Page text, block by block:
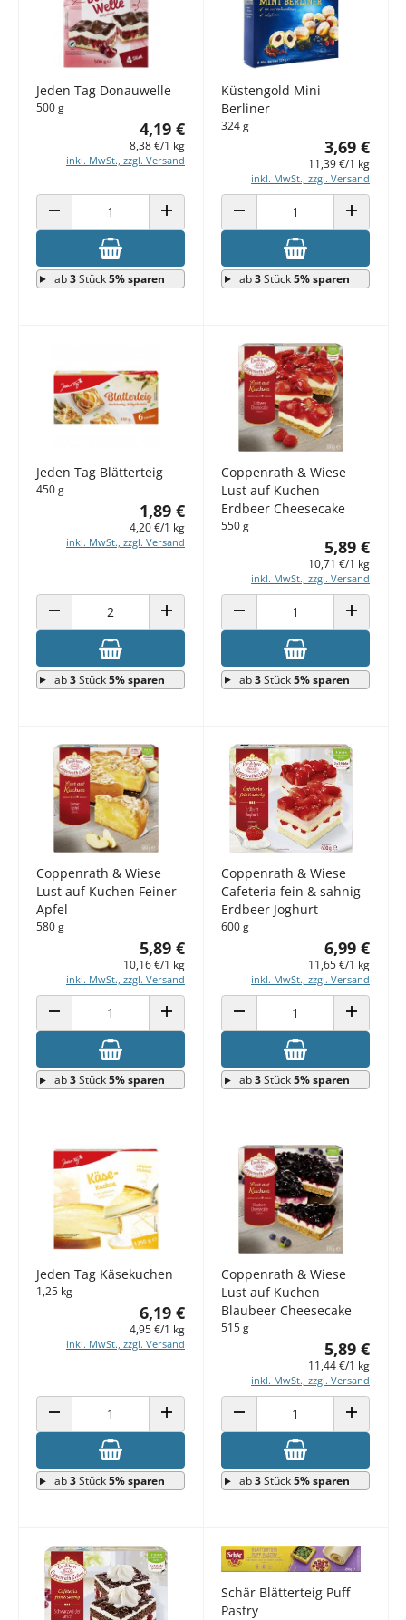
Jeden Tag Donauwelle
500 g
4,19 €
8,38 €/1 kg
inkl. MwSt., zzgl. Versand
ANZAHL VERRINGERN ANZAHL ERHÖHEN
ab3Stück5% sparen
Küstengold Mini
Berliner
324 g
3,69 €
11,39 €/1 kg
inkl. MwSt., zzgl. Versand
ANZAHL VERRINGERN ANZAHL
ab3Stück5% sparen
Jeden Tag Blätterteig
450 g
1,89 €
4,20 €/1 kg
inkl. MwSt., zzgl. Versand
ANZAHL VERRINGERN ANZAHL ERHÖHEN
ab3Stück5% sparen
Coppenrath & Wiese
Lust auf Kuchen
Erdbeer Cheesecake
550 g
5,89 €
10,71 €/1 kg
inkl. MwSt., zzgl. Versand
ANZAHL VERRINGERN ANZAHL
ab3Stück5% sparen
Coppenrath & Wiese
Lust auf Kuchen Feiner
Apfel
580 g
5,89 €
10,16 €/1 kg
inkl. MwSt., zzgl. Versand
ANZAHL VERRINGERN ANZAHL ERHÖHEN
ab3Stück5% sparen
Coppenrath & Wiese
Cafeteria fein & sahnig
Erdbeer Joghurt
600 g
6,99 €
11,65 €/1 kg
inkl. MwSt., zzgl. Versand
ANZAHL VERRINGERN ANZAHL
ab3Stück5% sparen
Jeden Tag Käsekuchen
1,25 kg
6,19 €
4,95 €/1 kg
inkl. MwSt., zzgl. Versand
ANZAHL VERRINGERN ANZAHL ERHÖHEN
ab3Stück5% sparen
Coppenrath & Wiese
Lust auf Kuchen
Blaubeer Cheesecake
515 g
5,89 €
11,44 €/1 kg
inkl. MwSt., zzgl. Versand
ANZAHL VERRINGERN ANZAHL
ab3Stück5% sparen
Schär Blätterteig Puff
Pastry